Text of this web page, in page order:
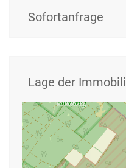
Sofortanfrage
Lage der